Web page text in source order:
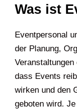
Was ist
Eventpersonal
der Planung,
dass Events
wirken und den
geboten wird.